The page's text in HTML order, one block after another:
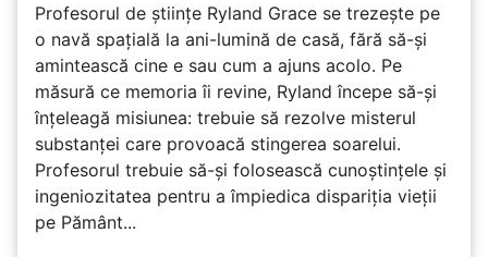
Profesorul de științe Ryland Grace se trezește pe
o navă spațială la ani-lumină de casă, fără să-și
amintească cine e sau cum a ajuns acolo. Pe
măsură ce memoria îi revine, Ryland începe să-și
înțeleagă misiunea: trebuie să rezolve misterul
substanței care provoacă stingerea soarelui.
Profesorul trebuie să-și folosească cunoștințele și
ingeniozitatea pentru a împiedica dispariția vieții
pe Pământ...